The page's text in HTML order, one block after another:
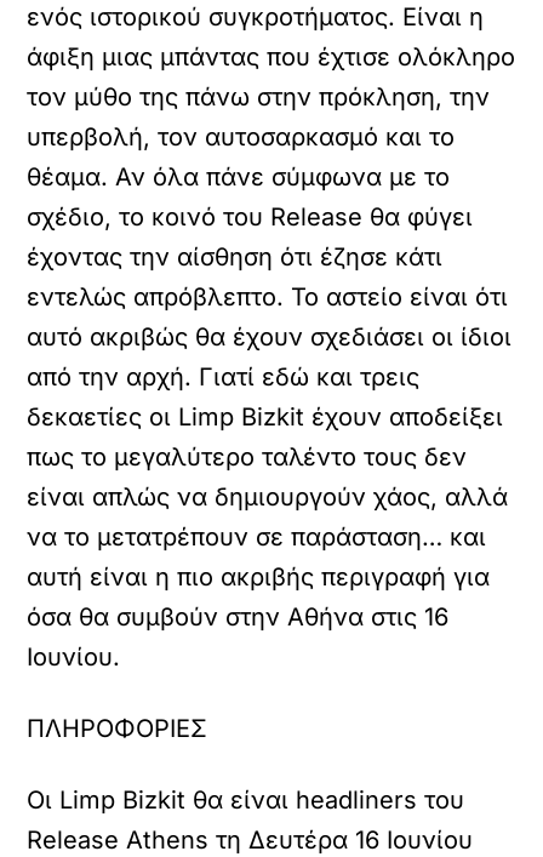
ενός ιστορικού συγκροτήματος. Είναι η
άφιξη μιας μπάντας που έχτισε ολόκληρο
τον μύθο της πάνω στην πρόκληση, την
υπερβολή, τον αυτοσαρκασμό και το
θέαμα. Αν όλα πάνε σύμφωνα με το
σχέδιο, το κοινό του Release θα φύγει
έχοντας την αίσθηση ότι έζησε κάτι
εντελώς απρόβλεπτο. Το αστείο είναι ότι
αυτό ακριβώς θα έχουν σχεδιάσει οι ίδιοι
από την αρχή. Γιατί εδώ και τρεις
δεκαετίες οι Limp Bizkit έχουν αποδείξει
πως το μεγαλύτερο ταλέντο τους δεν
είναι απλώς να δημιουργούν χάος, αλλά
να το μετατρέπουν σε παράσταση… και
αυτή είναι η πιο ακριβής περιγραφή για
όσα θα συμβούν στην Αθήνα στις 16
Ιουνίου.
ΠΛΗΡΟΦΟΡΙΕΣ
Οι Limp Bizkit θα είναι headliners του
Release Athens τη Δευτέρα 16 Ιουνίου